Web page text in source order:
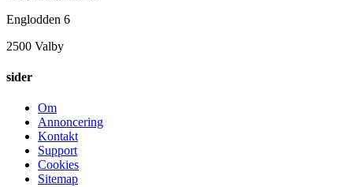
Englodden 6
2500 Valby
sider
Om
Annoncering
Kontakt
Support
Cookies
Sitemap